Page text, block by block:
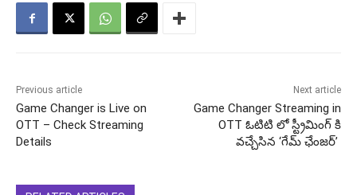
Previous article
Game Changer is Live on
OTT – Check Streaming
Details
Next article
Game Changer Streaming in
OTT ఓటిటి లో స్ట్రీమింగ్ కి
వచ్చేసిన ‘గేమ్ ఛేంజర్’